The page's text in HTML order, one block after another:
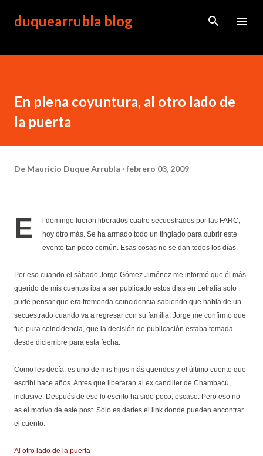
Ir al contenido principal
duquearrubla blog
En plena coyuntura, al otro lado de
la puerta
De Mauricio Duque Arrubla febrero 03, 2009
E
l domingo fueron liberados cuatro secuestrados por las FARC,
hoy otro más. Se ha armado todo un tinglado para cubrir este
evento tan poco común. Esas cosas no se dan todos los días.
Por eso cuando el sábado Jorge Gómez Jiménez me informó que él más
querido de mis cuentos iba a ser publicado estos días en Letralia solo
pude pensar que era tremenda coincidencia sabiendo que habla de un
secuestrado cuando va a regresar con su familia. Jorge me confirmó que
fue pura coincidencia, que la decisión de publicación estaba tomada
desde diciembre para esta fecha.
Como les decía, es uno de mis hijos más queridos y el último cuento que
escribí hace años. Antes que liberaran al ex canciller de Chambacú,
inclusive. Después de eso lo escrito ha sido poco, escaso. Pero eso no
es el motivo de este post. Solo es darles el link donde pueden encontrar
el cuento.
Al otro lado de la puerta